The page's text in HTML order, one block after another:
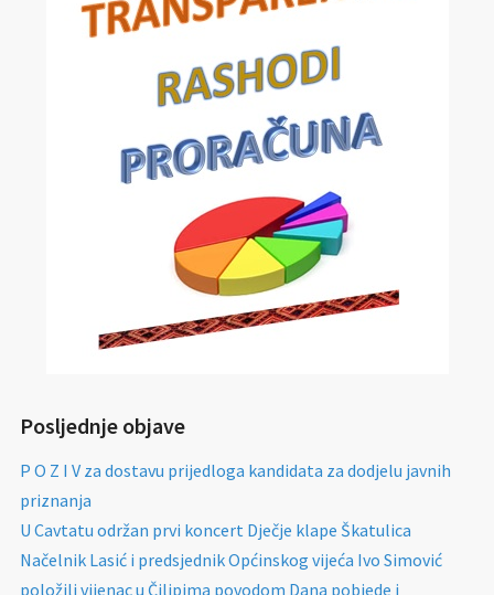
Posljednje objave
P O Z I V za dostavu prijedloga kandidata za dodjelu javnih
priznanja
U Cavtatu održan prvi koncert Dječje klape Škatulica
Načelnik Lasić i predsjednik Općinskog vijeća Ivo Simović
položili vijenac u Čilipima povodom Dana pobjede i